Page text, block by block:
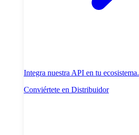
Integra nuestra API en tu ecosistema.
Conviértete en Distribuidor